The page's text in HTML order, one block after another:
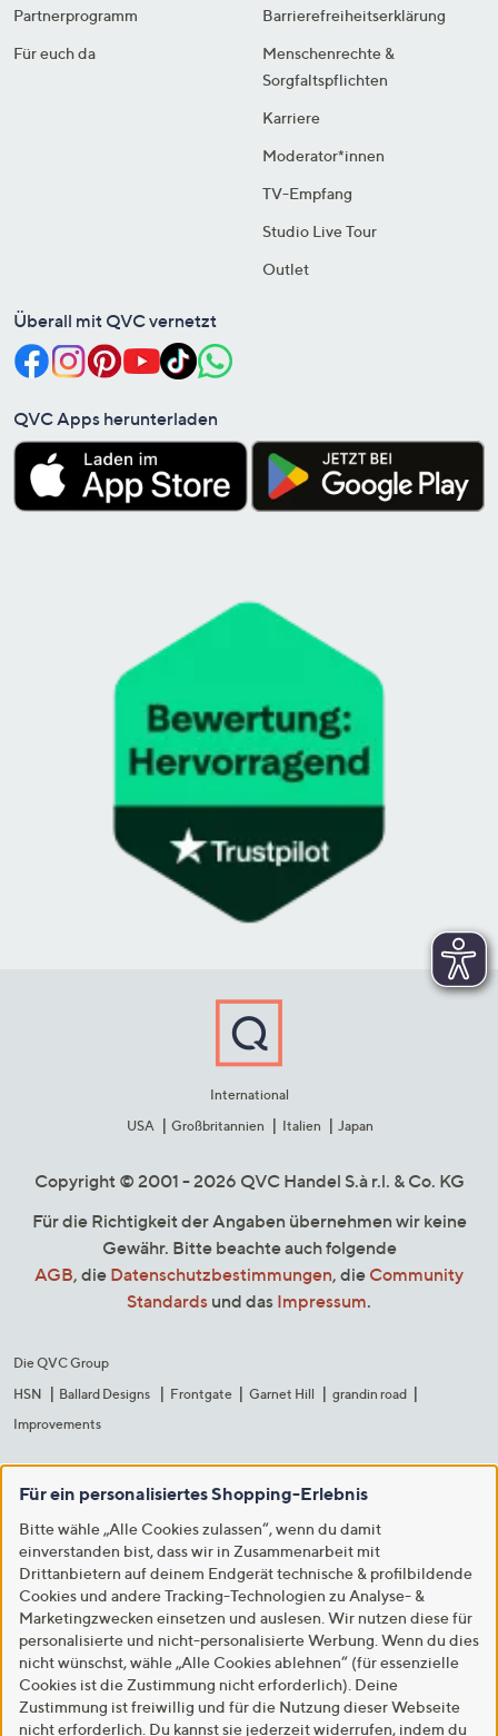
Partnerprogramm
Für euch da
Barrierefreiheitserklärung
Menschenrechte &
Sorgfaltspflichten
Karriere
Moderator*innen
TV-Empfang
Studio Live Tour
Outlet
Überall mit QVC vernetzt
QVC Apps herunterladen
International
USA
Großbritannien Italien Japan
Copyright © 2001 - 2026 QVC Handel S.à r.l. & Co. KG
Für die Richtigkeit der Angaben übernehmen wir keine
Gewähr. Bitte beachte auch folgende
AGB, die Datenschutzbestimmungen, die Community
Standards und das Impressum.
Die QVC Group
HSN
Ballard Designs Frontgate Garnet Hill
grandin road
Improvements
Für ein personalisiertes Shopping-Erlebnis
Bitte wähle „Alle Cookies zulassen“, wenn du damit
einverstanden bist, dass wir in Zusammenarbeit mit
Drittanbietern auf deinem Endgerät technische & profilbildende
Cookies und andere Tracking-Technologien zu Analyse- &
Marketingzwecken einsetzen und auslesen. Wir nutzen diese für
personalisierte und nicht-personalisierte Werbung. Wenn du dies
nicht wünschst, wähle „Alle Cookies ablehnen“ (für essenzielle
Cookies ist die Zustimmung nicht erforderlich). Deine
Zustimmung ist freiwillig und für die Nutzung dieser Webseite
nicht erforderlich. Du kannst sie jederzeit widerrufen, indem du